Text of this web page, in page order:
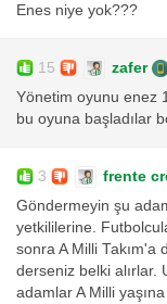
Enes niye yok???
15 zafer
Yönetim oyunu enez
bu oyuna başladılar
3 frente
Göndermeyin şu
yetkililerine.
sonra A Milli Takım'a
derseniz belki alırlar.
adamlar A Milli